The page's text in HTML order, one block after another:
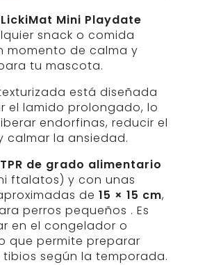
LickiMat Mini Playdate
snack o comida
momento de calma y
tu mascota.
está diseñada
el lamido prolongado, lo
endorfinas, reducir el
calmar la ansiedad.
TPR de grado alimentario
ni ftalatos) y con unas
de15 × 15 cm,
perros pequeños . Es
en el congelador o
que permite preparar
según la temporada.